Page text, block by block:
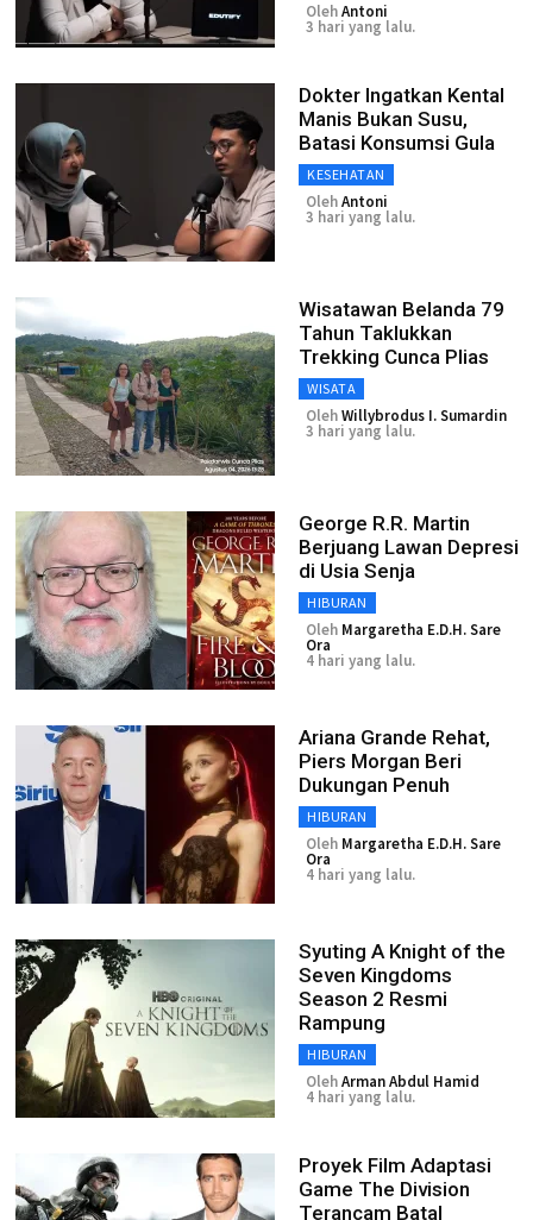
OlehAntoni
3 hari yang lalu.
Dokter Ingatkan Kental
Manis Bukan Susu,
Batasi Konsumsi Gula
KESEHATAN
OlehAntoni
3 hari yang lalu.
Wisatawan Belanda 79
Tahun Taklukkan
Trekking Cunca Plias
WISATA
OlehWillybrodus I. Sumardin
3 hari yang lalu.
George R.R. Martin
Berjuang Lawan Depresi
di Usia Senja
HIBURAN
Oleh Margaretha E.D.H. Sare
Ora
4 hari yang lalu.
Ariana Grande Rehat,
Piers Morgan Beri
Dukungan Penuh
HIBURAN
Oleh Margaretha E.D.H. Sare
Ora
4 hari yang lalu.
Syuting A Knight of the
Seven Kingdoms
Season 2 Resmi
Rampung
HIBURAN
OlehArman Abdul Hamid
4 hari yang lalu.
Proyek Film Adaptasi
Game The Division
Terancam Batal